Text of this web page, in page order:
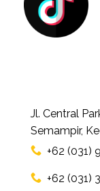
Jl. Central
Semampir,
+62 (031)
+62 (031)